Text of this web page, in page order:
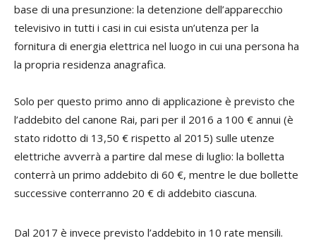
base di una presunzione: la detenzione dell’apparecchio
televisivo in tutti i casi in cui esista un’utenza per la
fornitura di energia elettrica nel luogo in cui una persona ha
la propria residenza anagrafica.
Solo per questo primo anno di applicazione è previsto che
l’addebito del canone Rai, pari per il 2016 a 100 € annui (è
stato ridotto di 13,50 € rispetto al 2015) sulle utenze
elettriche avverrà a partire dal mese di luglio: la bolletta
conterrà un primo addebito di 60 €, mentre le due bollette
successive conterranno 20 € di addebito ciascuna.
Dal 2017 è invece previsto l’addebito in 10 rate mensili.